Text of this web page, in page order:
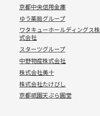
京都中央信用金庫
ゆう薬局グループ
ワタキューホールディングス株
式会社
スターツグループ
中野物産株式会社
株式会社美十
株式会社たけびし
京都祇園天ぷら圓堂